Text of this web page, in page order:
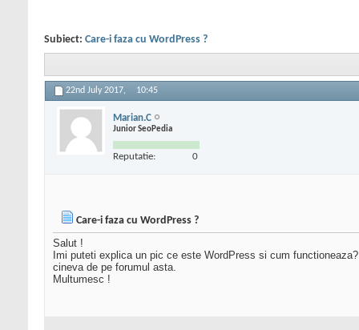
Subiect: Care-i faza cu WordPress ?
22nd July 2017, 10:45
Marian.C
Junior SeoPedia
Reputatie: 0
Care-i faza cu WordPress ?
Salut !
Imi puteti explica un pic ce este WordPress si cum
cineva de pe forumul asta.
Multumesc !